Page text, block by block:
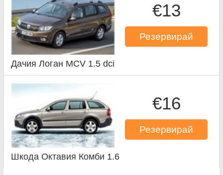
€13
Резервирай
Дачия Логан MCV 1.5 dci
€16
Резервирай
Шкода Октавия Комби 1.6